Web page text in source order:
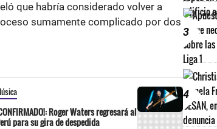
que habría considerado volver a
sumamente complicado por dos
Roger Waters regresará al
para su gira de despedida
3
4